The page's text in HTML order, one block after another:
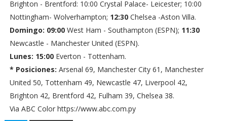
Brighton - Brentford: 10:00 Crystal Palace- Leicester; 10:00
Nottingham- Wolverhampton; 12:30Chelsea -Aston Villa.
Domingo: 09:00West Ham - Southampton (ESPN); 11:30
Newcastle - Manchester United (ESPN).
Lunes: 15:00Everton - Tottenham.
* Posiciones: Arsenal 69, Manchester City 61, Manchester
United 50, Tottenham 49, Newcastle 47, Liverpool 42,
Brighton 42, Brentford 42, Fulham 39, Chelsea 38.
Via ABC Color https://www.abc.com.py